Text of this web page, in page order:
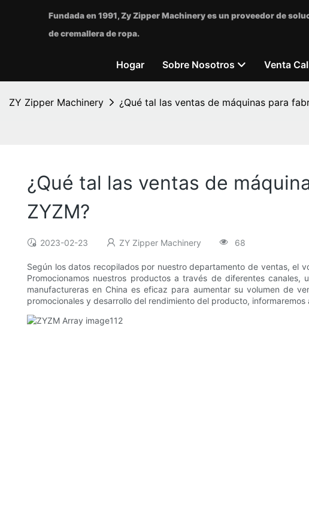
Fundada en 1991, Zy Zipper Machinery es un proveedor de
de cremallera de ropa.
Hogar Sobre Nosotros Venta
ZY Zipper Machinery ¿Qué tal las ventas de máquinas para
¿Qué tal las ventas de
ZYZM?
2023-02-23 ZY Zipper Machinery 68
Según los datos recopilados por nuestro departamento de ventas, el
Promocionamos nuestros productos a través de diferentes
manufactureras en China es eficaz para aumentar su volumen de
promocionales y desarrollo del rendimiento del producto,